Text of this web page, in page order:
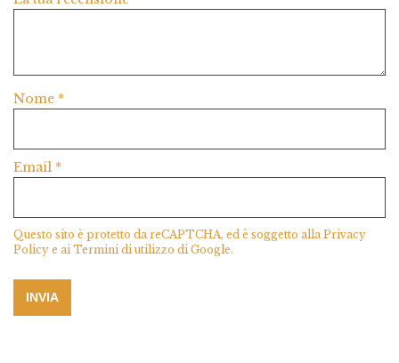
Nome *
Email *
Questo sito è protetto da reCAPTCHA, ed è soggetto allaPrivacy
Policy e aiTermini di utilizzo di Google.